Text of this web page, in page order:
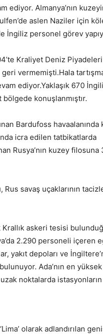
ediyor. Almanya’nın
aslen Naziler için
İngiliz personel görev
Kraliyet Deniz Piyadeleri
geri vermemişti.Hala
ediyor.Yaklaşık 670
konuşlanmıştır.
Bardufoss havaalanında
icra edilen tatbikatlarda
Rusya’nın kuzey filosuna
Rus savaş uçaklarının
askeri tesisi
2.290 personeli içeren
yakıt depoları ve
Ada’nın en yüksek
noktalarda
olarak adlandırılan